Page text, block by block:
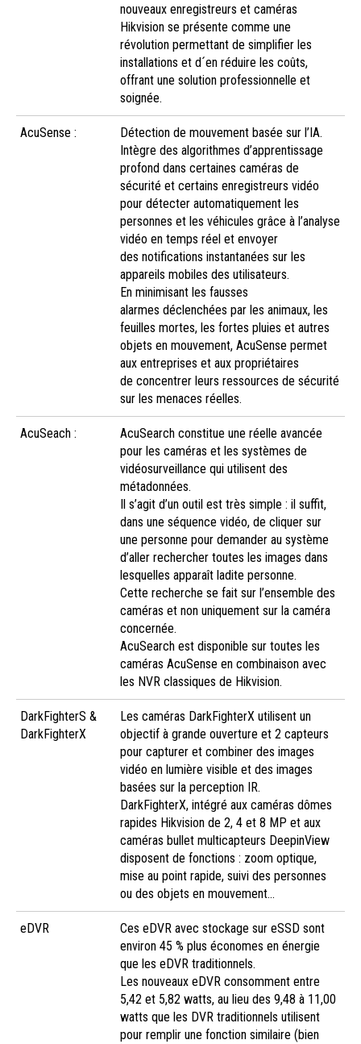
nouveaux enregistreurs et caméras
Hikvision se présente comme une
révolution permettant de simplifier les
installations et d´en réduire les coûts,
offrant une solution professionnelle et
soignée.
AcuSense :
Détection de mouvement basée sur l’IA.
Intègre des algorithmes d’apprentissage
profond dans certaines caméras de
sécurité et certains enregistreurs vidéo
pour détecter automatiquement les
personnes et les véhicules grâce à l’analyse
vidéo en temps réel et envoyer
des notifications instantanées sur les
appareils mobiles des utilisateurs.
En minimisant les fausses
alarmes déclenchées par les animaux, les
feuilles mortes, les fortes pluies et autres
objets en mouvement, AcuSense permet
aux entreprises et aux propriétaires
de concentrer leurs ressources de sécurité
sur les menaces réelles.
AcuSeach :
AcuSearch constitue une réelle avancée
pour les caméras et les systèmes de
vidéosurveillance qui utilisent des
métadonnées.
Il s’agit d’un outil est très simple : il suffit,
dans une séquence vidéo, de cliquer sur
une personne pour demander au système
d’aller rechercher toutes les images dans
lesquelles apparaît ladite personne.
Cette recherche se fait sur l’ensemble des
caméras et non uniquement sur la caméra
concernée.
AcuSearch est disponible sur toutes les
caméras AcuSense en combinaison avec
les NVR classiques de Hikvision.
DarkFighterS &
DarkFighterX
Les caméras DarkFighterX utilisent un
objectif à grande ouverture et 2 capteurs
pour capturer et combiner des images
vidéo en lumière visible et des images
basées sur la perception IR.
DarkFighterX, intégré aux caméras dômes
rapides Hikvision de 2, 4 et 8 MP et aux
caméras bullet multicapteurs DeepinView
disposent de fonctions : zoom optique,
mise au point rapide, suivi des personnes
ou des objets en mouvement…
eDVR
Ces eDVR avec stockage sur eSSD sont
environ 45 % plus économes en énergie
que les eDVR traditionnels.
Les nouveaux eDVR consomment entre
5,42 et 5,82 watts, au lieu des 9,48 à 11,00
watts que les DVR traditionnels utilisent
pour remplir une fonction similaire (bien